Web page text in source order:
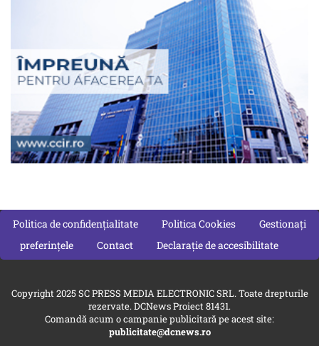
Politica de confidențialitate Politica Cookies
Gestionați
preferințele
Contact Declarație de accesibilitate
Copyright 2025 SC PRESS MEDIA ELECTRONIC SRL. Toate drepturile
rezervate. DCNews Proiect 81431.
Comandă acum o campanie publicitară pe acest site:
publicitate@dcnews.ro